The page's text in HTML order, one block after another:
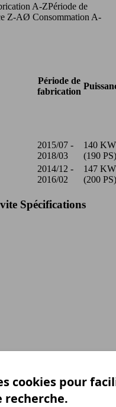
A-ZPériode de
Z-AØ Consommation A-
Période de
fabrication
2015/07 -
2018/03
140 KW
(190 PS)
2014/12 -
2016/02
147 KW
(200 PS)
Spécifications
cookies pour
recherche.